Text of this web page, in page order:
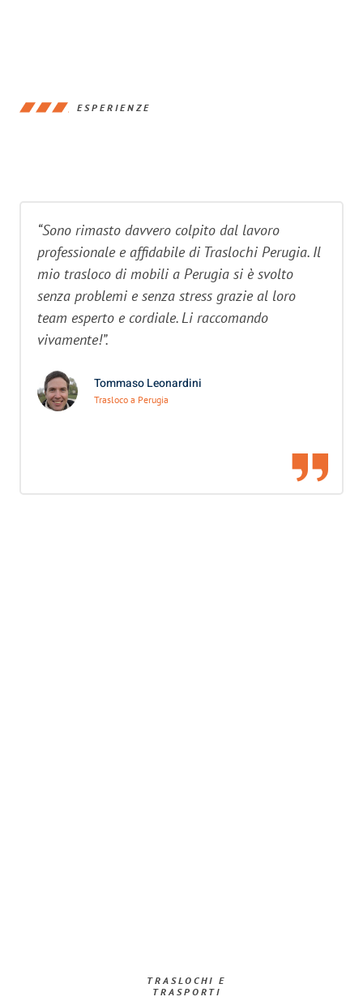
ESPERIENZE
“Sono rimasto davvero colpito dal lavoro
professionale e affidabile di Traslochi Perugia. Il
mio trasloco di mobili a Perugia si è svolto
senza problemi e senza stress grazie al loro
team esperto e cordiale. Li raccomando
vivamente!”.
Tommaso Leonardini
Trasloco a Perugia
TRASLOCHI E
TRASPORTI​